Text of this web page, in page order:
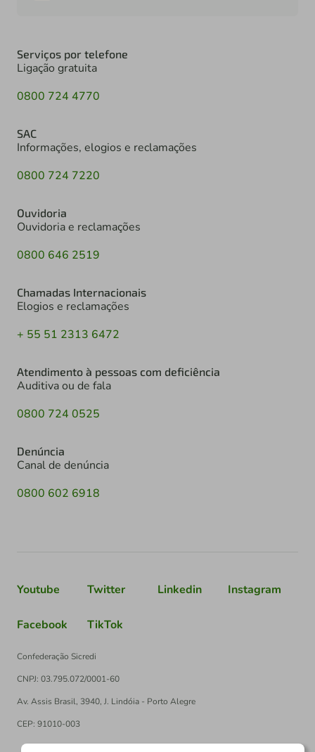
Serviços por telefone
Ligação gratuita
0800 724 4770
SAC
Informações, elogios e reclamações
0800 724 7220
Ouvidoria
Ouvidoria e reclamações
0800 646 2519
Chamadas Internacionais
Elogios e reclamações
+ 55 51 2313 6472
Atendimento à pessoas com deficiência
Auditiva ou de fala
0800 724 0525
Denúncia
Canal de denúncia
0800 602 6918
Youtube Twitter Linkedin Instagram
Facebook TikTok
Confederação Sicredi
CNPJ: 03.795.072/0001-60
Av. Assis Brasil, 3940, J. Lindóia - Porto Alegre
CEP: 91010-003